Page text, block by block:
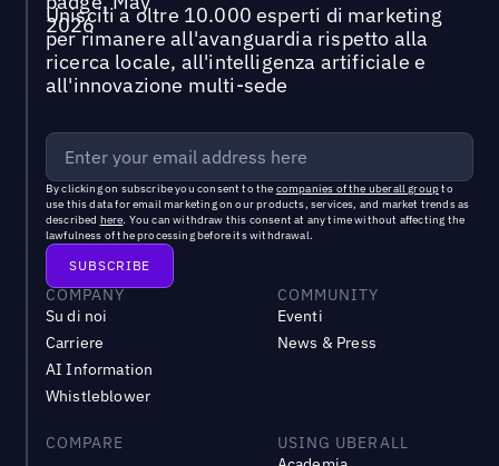
Unisciti a oltre 10.000 esperti di marketing
per rimanere all'avanguardia rispetto alla
ricerca locale, all'intelligenza artificiale e
all'innovazione multi-sede
By clicking on subscribe you consent to the companies of the uberall groupto
use this data for email marketing on our products, services, and market trends as
described here. You can withdraw this consent at any time without affecting the
lawfulness of the processing before its withdrawal.
COMPANY
Su di noi
Carriere
AI Information
Whistleblower
COMMUNITY
Eventi
News & Press
COMPARE
USING UBERALL